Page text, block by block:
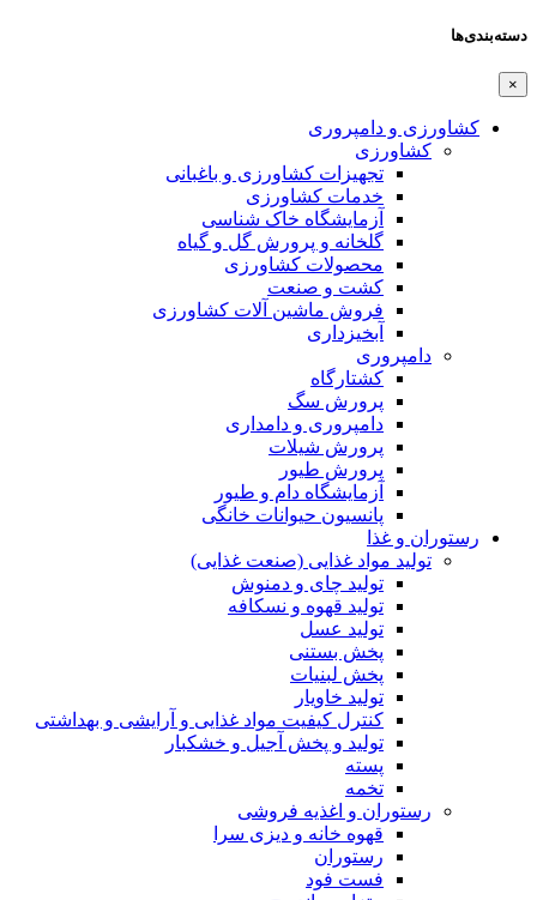
دسته‌بندی‌ها
×
کشاورزی و دامپروری
کشاورزی
تجهیزات کشاورزی و باغبانی
خدمات کشاورزی
آزمایشگاه خاک شناسی
گلخانه و پرورش گل و گیاه
محصولات کشاورزی
کشت و صنعت
فروش ماشین آلات کشاورزی
آبخیزداری
دامپروری
کشتارگاه
پرورش سگ
دامپروری و دامداری
پرورش شیلات
پرورش طیور
آزمایشگاه دام و طیور
پانسیون حیوانات خانگی
رستوران و غذا
تولید مواد غذایی (صنعت غذایی)
تولید چای و دمنوش
تولید قهوه و نسکافه
تولید عسل
پخش بستنی
پخش لبنیات
تولید خاویار
کنترل کیفیت مواد غذایی و آرایشی و بهداشتی
تولید و پخش آجیل و خشکبار
پسته
تخمه
رستوران و اغذیه فروشی
قهوه خانه و دیزی سرا
رستوران
فست فود